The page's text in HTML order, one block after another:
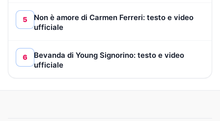
5
Non è amore di Carmen Ferreri: testo e video
ufficiale
6
Bevanda di Young Signorino: testo e video
ufficiale